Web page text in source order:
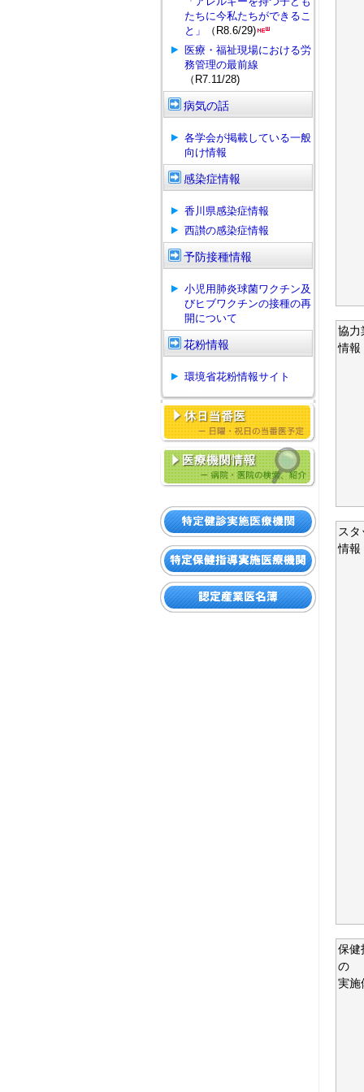
たちに今私たちができるこ
と」
（R8.6/29)
医療・福祉現場における労
務管理の最前線
（R7.11/28)
病気の話
各学会が掲載している一般
向け情報
感染症情報
香川県感染症情報
西讃の感染症情報
予防接種情報
小児用肺炎球菌ワクチン及
びヒブワクチンの接種の再
開について
花粉情報
環境省花粉情報サイト
協力
情報
スタ
情報
保健
の
実施